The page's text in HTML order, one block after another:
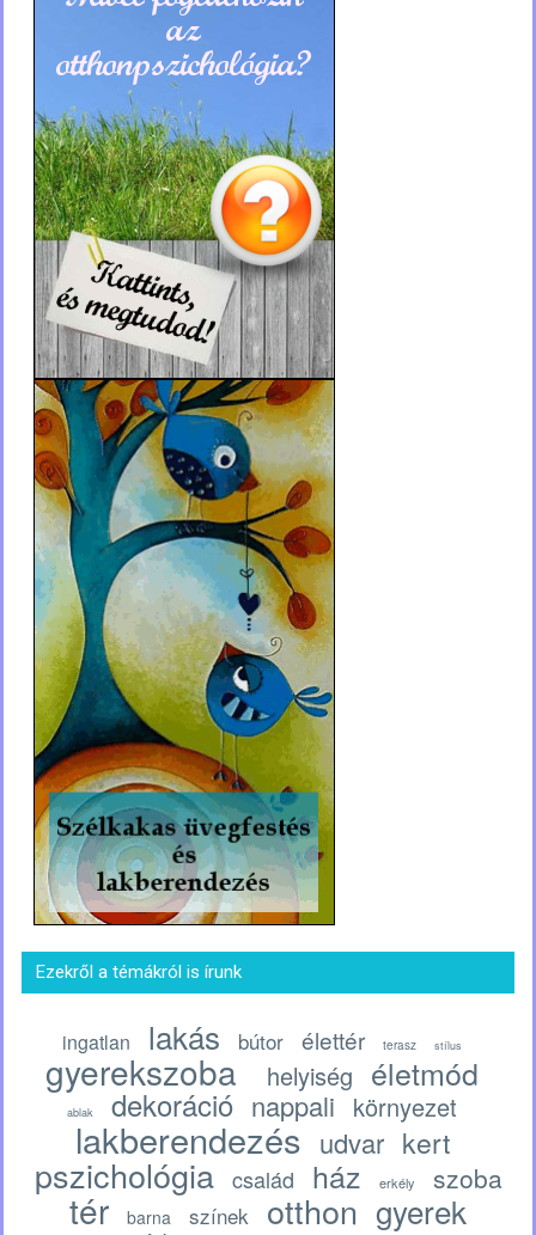
Ezekről a témákról is írunk
ingatlan lakás bútor élettér terasz stílus
gyerekszoba helyiség életmód
ablak dekoráció nappali környezet
lakberendezés udvar kert
pszichológia család ház erkély szoba
tér barna színek otthon gyerek